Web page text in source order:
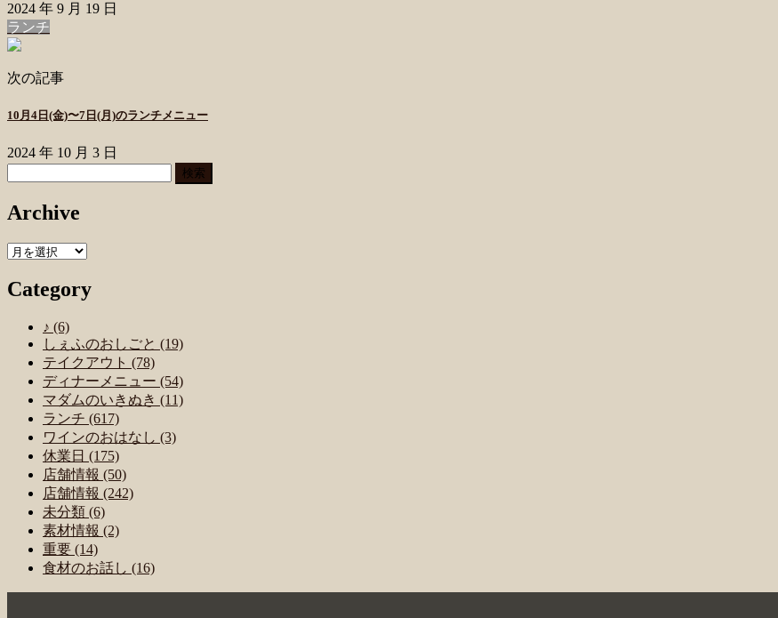
2024 年 9 月 19 日
ランチ
次の記事
10月4日(金)〜7日(月)のランチメニュー
2024 年 10 月 3 日
Archive
Archive
Category
♪ (6)
しぇふのおしごと (19)
テイクアウト (78)
ディナーメニュー (54)
マダムのいきぬき (11)
ランチ (617)
ワインのおはなし (3)
休業日 (175)
店舗情報 (50)
店舗情報 (242)
未分類 (6)
素材情報 (2)
重要 (14)
食材のお話し (16)